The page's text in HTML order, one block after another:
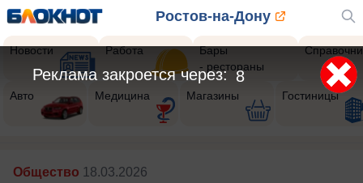
Ростов-на-Дону
Новости Работа
Бары
- рестораны
Авто Медицина Магазины Гостиницы
Общество 18.03.2026
5
Реклама закроется через: